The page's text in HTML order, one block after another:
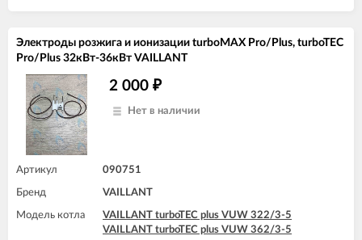
Электроды розжига и ионизации turboMAX Pro/Plus, turboTEC
Pro/Plus 32кВт-36кВт VAILLANT
2 000 ₽
Нет в наличии
Артикул 090751
Бренд VAILLANT
Модель котла
VAILLANT turboTEC plus VUW 322/3-5
VAILLANT turboTEC plus VUW 362/3-5